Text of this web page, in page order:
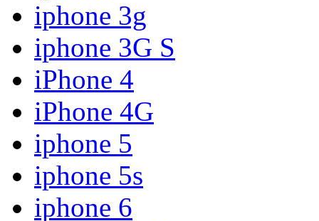
iphone 3g
iphone 3G S
iPhone 4
iPhone 4G
iphone 5
iphone 5s
iphone 6